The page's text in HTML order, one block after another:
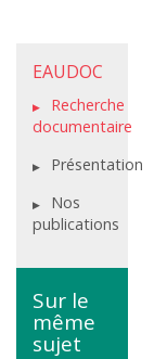
EAUDOC
Recherche
documentaire
Présentation
Nos
publications
Sur le
même
sujet